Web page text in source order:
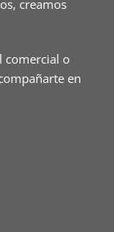
creamos
comercial o
en